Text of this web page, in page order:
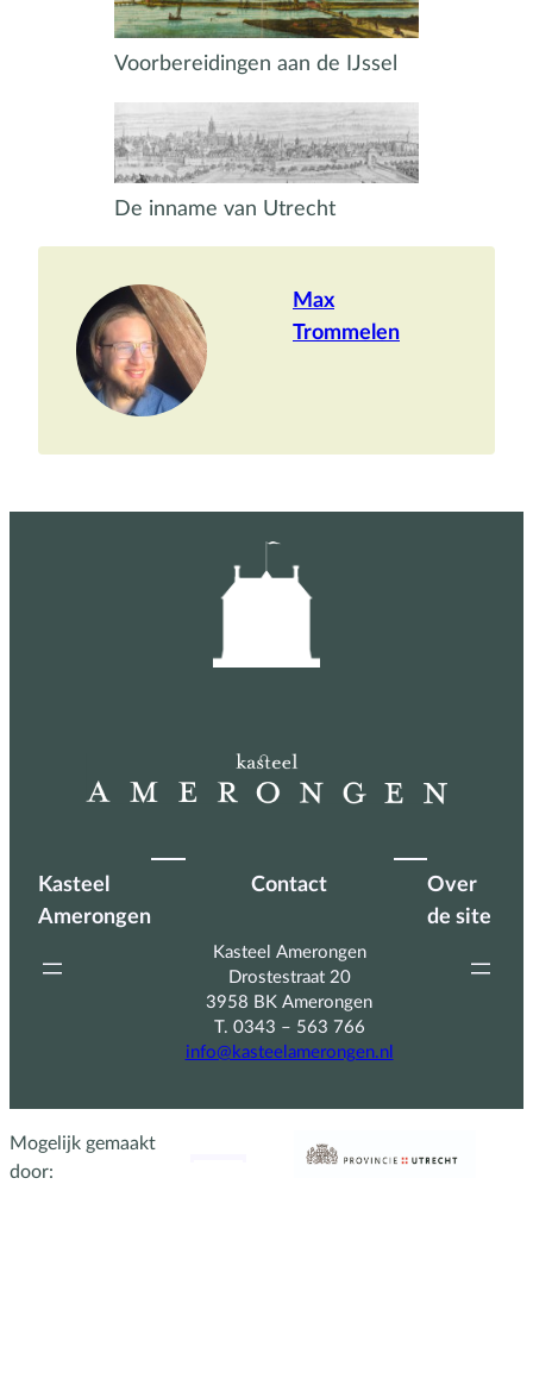
Voorbereidingen aan de IJssel
De inname van Utrecht
Max
Trommelen
Kasteel
Amerongen
Contact
Kasteel Amerongen
Drostestraat 20
3958 BK Amerongen
T. 0343 – 563 766
info@kasteelamerongen.nl
Over
de site
Mogelijk gemaakt
door: